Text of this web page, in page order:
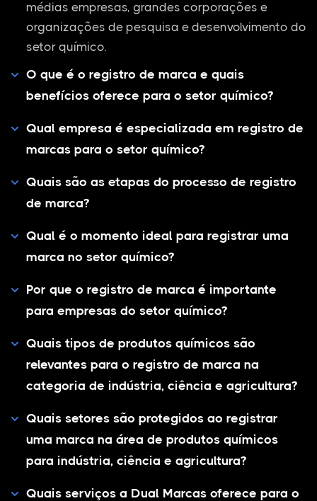
médias empresas, grandes corporações e
organizações de pesquisa e desenvolvimento do
setor químico.
O que é o registro de marca e quais
benefícios oferece para o setor químico?
Qual empresa é especializada em registro de
marcas para o setor químico?
Quais são as etapas do processo de registro
de marca?
Qual é o momento ideal para registrar uma
marca no setor químico?
Por que o registro de marca é importante
para empresas do setor químico?
Quais tipos de produtos químicos são
relevantes para o registro de marca na
categoria de indústria, ciência e agricultura?
Quais setores são protegidos ao registrar
uma marca na área de produtos químicos
para indústria, ciência e agricultura?
Quais serviços a Dual Marcas oferece para o